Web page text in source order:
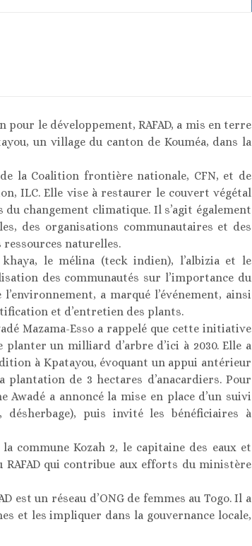
pour le développement, RAFAD, a mis en terre
un village du canton de Kouméa, dans la
de la Coalition frontière nationale, CFN, et de
ILC. Elle vise à restaurer le couvert végétal
changement climatique. Il s’agit également
des organisations communautaires et des
naturelles.
le mélina (teck indien), l’albizia et le
des communautés sur l’importance du
a marqué l’événement, ainsi
et d’entretien des plants.
Mazama-Esso a rappelé que cette initiative
un milliard d’arbre d’ici à 2030. Elle a
à Kpatayou, évoquant un appui antérieur
de 3 hectares d’anacardiers. Pour
a annoncé la mise en place d’un suivi
puis invité les bénéficiaires à
commune Kozah 2, le capitaine des eaux et
RAFAD qui contribue aux efforts du ministère
est un réseau d’ONG de femmes au Togo. Il a
et les impliquer dans la gouvernance locale,